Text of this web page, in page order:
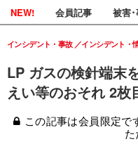
NEW! 会員記事 被害･
LP ガスの検針端末
えい等のおそれ 2枚
インシデント・事故 インシデント・
この記事は会員限定で
た